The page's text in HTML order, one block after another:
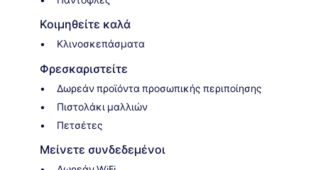
Κοιμηθείτε καλά
Κλινοσκεπάσματα
Φρεσκαριστείτε
Δωρεάν προϊόντα προσωπικής περιποίησης
Πιστολάκι μαλλιών
Πετσέτες
Μείνετε συνδεδεμένοι